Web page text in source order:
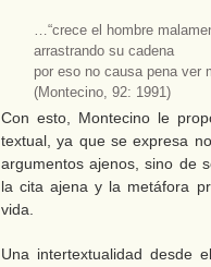
…“crece el hombre
arrastrando su cadena
por eso no causa pena ver
(Montecino, 92: 1991)
Con esto, Montecino le
textual, ya que se expresa
argumentos ajenos, sino de
la cita ajena y la metáfora
vida.
Una intertextualidad desde